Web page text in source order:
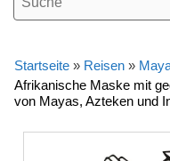
Startseite » Reisen »
Afrikanische Maske mit
von Mayas, Azteken und